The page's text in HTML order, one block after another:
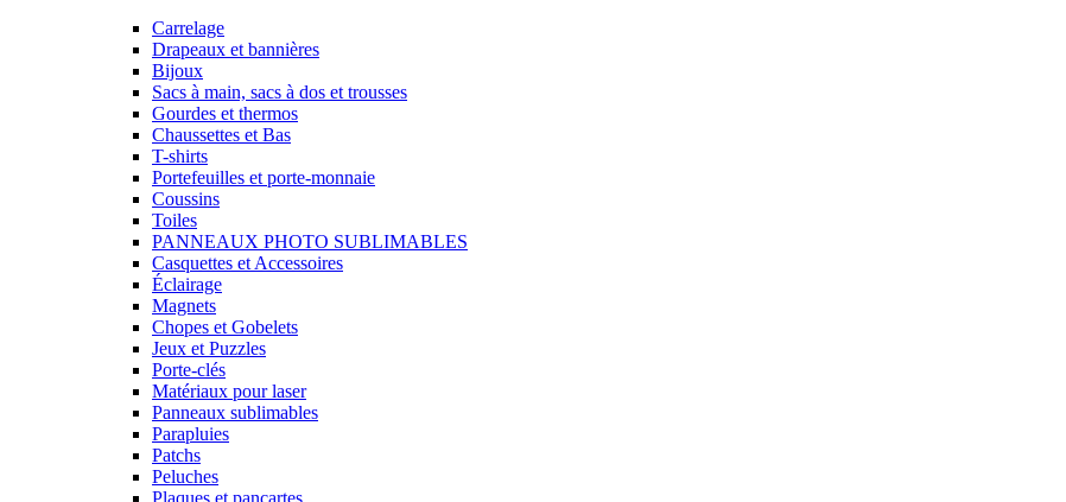
Carrelage
Drapeaux et bannières
Bijoux
Sacs à main, sacs à dos et trousses
Gourdes et thermos
Chaussettes et Bas
T-shirts
Portefeuilles et porte-monnaie
Coussins
Toiles
PANNEAUX PHOTO SUBLIMABLES
Casquettes et Accessoires
Éclairage
Magnets
Chopes et Gobelets
Jeux et Puzzles
Porte-clés
Matériaux pour laser
Panneaux sublimables
Parapluies
Patchs
Peluches